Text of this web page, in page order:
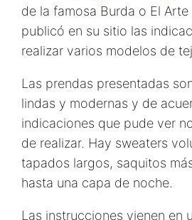
de la famosa Burda o El Arte
publicó en su sitio las
realizar varios modelos de
Las prendas presentadas
lindas y modernas y de
indicaciones que pude ver
de realizar. Hay sweaters
tapados largos, saquitos
hasta una capa de noche.
Las instrucciones vienen en